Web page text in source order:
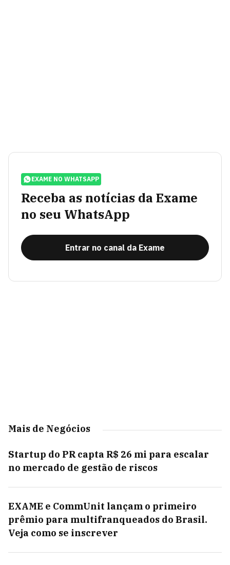
EXAME NO WHATSAPP
Receba as notícias da Exame
no seu WhatsApp
Entrar no canal da Exame
Mais de Negócios
Startup do PR capta R$ 26 mi para escalar
no mercado de gestão de riscos
EXAME e CommUnit lançam o primeiro
prêmio para multifranqueados do Brasil.
Veja como se inscrever